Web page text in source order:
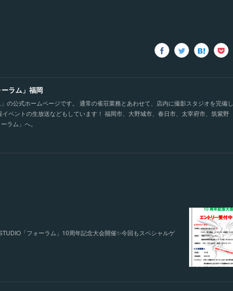
ラム」福岡
の公式ホームページです。 通常の雀荘業務とあわせて、店内に撮影スタジオを完備し
ベントの生放送などもしています！ 福岡市、大野城市、春日市、太宰府市、筑紫野
ラム」へ。
「フォーラム」10周年記念大会開催✨今回もスペシャルゲ